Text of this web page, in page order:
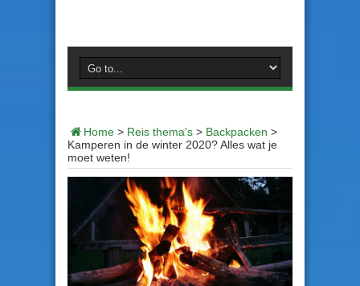
Home > Reis thema's > Backpacken >
Kamperen in de winter 2020? Alles wat je
moet weten!